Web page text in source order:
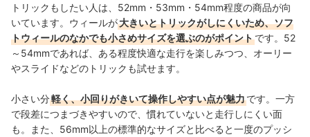
トリックもしたい人は、52mm・53mm・54mm程度の商品が向
いています。ウィールが大きいとトリックがしにくいため、ソフ
トウィールのなかでも小さめサイズを選ぶのがポイントです。52
～54mmであれば、ある程度快適な走行を楽しみつつ、オーリー
やスライドなどのトリックも試せます。
小さい分軽く、小回りがきいて操作しやすい点が魅力です。一方
で段差につまづきやすいので、慣れていないと走行しにくい面
も。また、56mm以上の標準的なサイズと比べると一度のプッシ